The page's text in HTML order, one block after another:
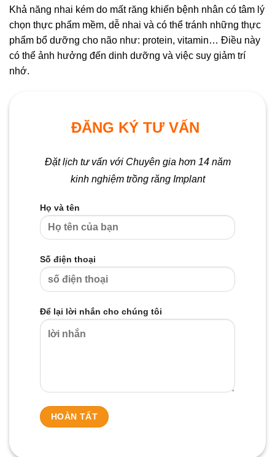
Khả năng nhai kém do mất răng khiến bệnh nhân có tâm lý
chọn thực phẩm mềm, dễ nhai và có thể tránh những thực
phẩm bổ dưỡng cho não như: protein, vitamin… Điều này
có thể ảnh hưởng đến dinh dưỡng và việc suy giảm trí
nhớ.
ĐĂNG KÝ TƯ VẤN
Đặt lịch tư vấn với Chuyên gia hơn 14 năm
kinh nghiệm trồng răng Implant
Họ và tên
Số điện thoại
Để lại lời nhắn cho chúng tôi